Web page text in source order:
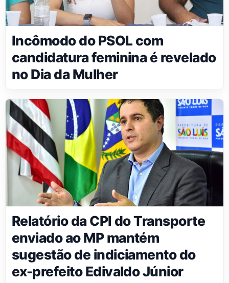
Incômodo do PSOL com
candidatura feminina é revelado
no Dia da Mulher
Relatório da CPI do Transporte
enviado ao MP mantém
sugestão de indiciamento do
ex-prefeito Edivaldo Júnior